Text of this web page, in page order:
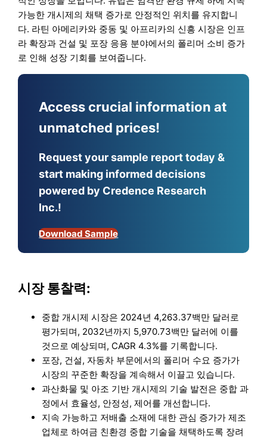
가능한 개시제의 채택 증가로 안정적인 위치를 유지합니
다. 라틴 아메리카와 중동 및 아프리카의 신흥 시장은 인프
라 확장과 건설 및 포장 응용 분야에서의 폴리머 소비 증가
로 인해 성장 기회를 보여줍니다.
Access crucial information at
unmatched prices!
Request your sample report today &
start making informed decisions
powered by Credence Research
Inc.!
Download Sample
시장 통찰력:
중합 개시제 시장은 2024년 4,263.37백만 달러로
평가되며, 2032년까지 5,970.73백만 달러에 이를
것으로 예상되며, CAGR 4.3%를 기록합니다.
포장, 건설, 자동차 부문에서의 폴리머 수요 증가가
시장의 꾸준한 확장을 계속해서 이끌고 있습니다.
과산화물 및 아조 기반 개시제의 기술 발전은 중합 과
정에서 효율성, 안정성, 제어를 개선합니다.
지속 가능하고 저배출 소재에 대한 관심 증가가 제조
업체로 하여금 친환경 중합 기술을 채택하도록 장려